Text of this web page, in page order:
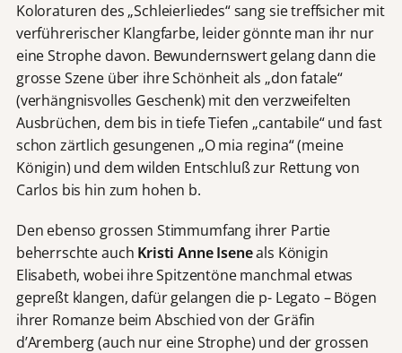
Koloraturen des „Schleierliedes“ sang sie treffsicher mit
verführerischer Klangfarbe, leider gönnte man ihr nur
eine Strophe davon. Bewundernswert gelang dann die
grosse Szene über ihre Schönheit als „don fatale“
(verhängnisvolles Geschenk) mit den verzweifelten
Ausbrüchen, dem bis in tiefe Tiefen „cantabile“ und fast
schon zärtlich gesungenen „O mia regina“ (meine
Königin) und dem wilden Entschluß zur Rettung von
Carlos bis hin zum hohen b.
Den ebenso grossen Stimmumfang ihrer Partie
beherrschte auch Kristi Anne Iseneals Königin
Elisabeth, wobei ihre Spitzentöne manchmal etwas
gepreßt klangen, dafür gelangen die p- Legato – Bögen
ihrer Romanze beim Abschied von der Gräfin
d’Aremberg (auch nur eine Strophe) und der grossen